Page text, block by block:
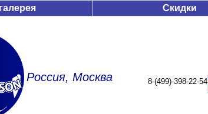
Скидки
Россия, Москва 8-(499)-398-22-54